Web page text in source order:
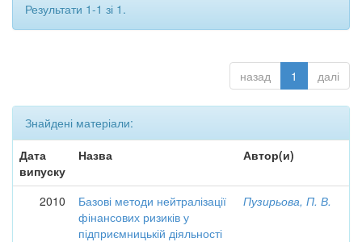
Результати 1-1 зі 1.
назад 1 далі
Знайдені матеріали:
Дата
випуску
Назва Автор(и)
2010
Базові методи нейтралізації
фінансових ризиків у
підприємницькій діяльності
Пузирьова, П. В.